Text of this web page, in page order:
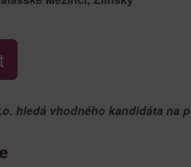
hledá vhodného kandidáta na